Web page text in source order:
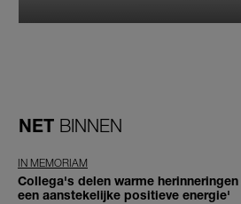
NET BINNEN
IN MEMORIAM
Collega's delen warme
een aanstekelijke positieve energie'